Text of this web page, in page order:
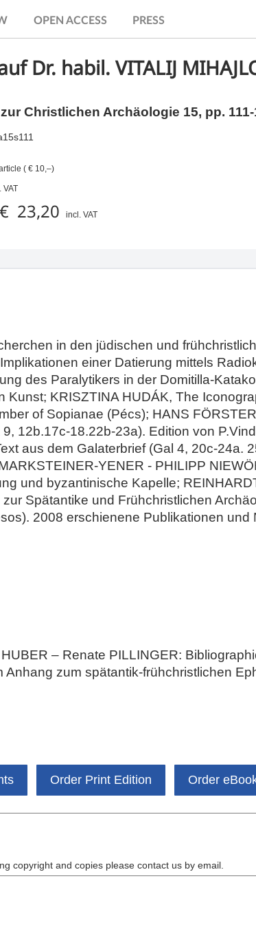
OPEN ACCESS PRESS
Dr. habil. VITALIJ
Christlichen Archäologie 15, pp.
( € 10,–)
VAT
23,20 incl. VAT
in den jüdischen und
einer Datierung mittels
des Paralytikers in der Domitilla-
Kunst; KRISZTINA HUDÁK, The
of Sopianae (Pécs); HANS
12b.17c-18.22b-23a). Edition von
aus dem Galaterbrief (Gal 4, 20c-24a.
YENER - PHILIPP
und byzantinische Kapelle;
Spätantike und Frühchristlichen
2008 erschienene Publikationen und
– Renate PILLINGER:
zum spätantik-frühchristlichen
Order Print Edition Order
copyright and copies please contact us by email